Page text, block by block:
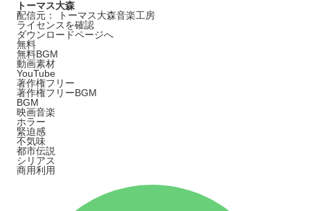
トーマス大森
配信元： トーマス大森音楽工房
ライセンスを確認
ダウンロードページへ
無料
無料BGM
動画素材
YouTube
著作権フリー
著作権フリーBGM
BGM
映画音楽
ホラー
緊迫感
不気味
都市伝説
シリアス
商用利用